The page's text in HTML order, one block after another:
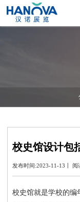
校史馆设计包
发布时间:2023-11-13丨 阅
校史馆就是学校的编